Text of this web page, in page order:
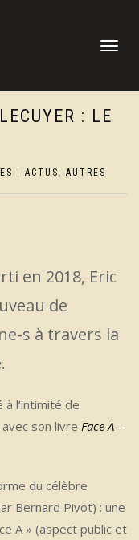
DÉPLIER
: LE
ACTUS , AUTRES
en 2018, Eric
de
s à travers la
l’intimité de
son livre Face A –
du célèbre
Bernard Pivot) : une
A » (aspect public et